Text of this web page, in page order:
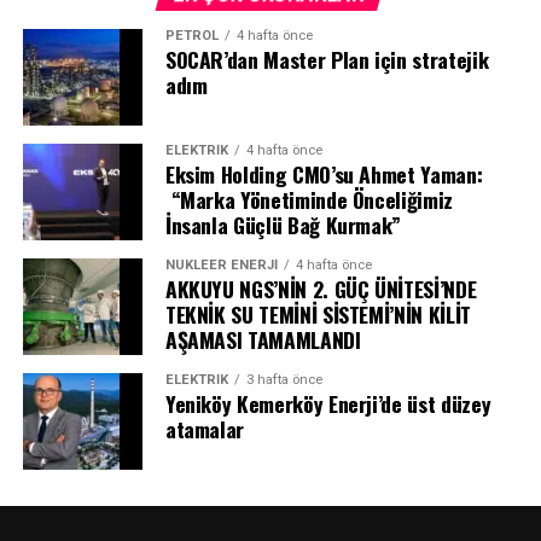
187 numaralı Aksa Doğalgaz Çözüm Merkezi’ne bilgi
verilmelidir. Doğal gaz hattı bulunan sokaklarda izinsiz
kazı çalışması yapmak yasak olduğundan, şüpheli bir
durum gördüğünüzde veya olası bir gaz kaçağı fark
ettiğinizde 7 gün 24 saat hizmet veren 187 Doğal Gaz
Acil Hattı’nı arayarak durumu hemen bildirin.
Periyodik bakım yaptırın
Cihazların periyodik bakımlarının ve bacaların
kontrollerinin yetkili servisler tarafından düzenli olarak
yapılması büyük önem taşımaktadır. Bu kontroller
kombinin de ömrünü uzatarak verimi artırmaktadır.
Menfezleri kapatmayın
Verimli bir yanma ve ortamda olabilecek gazların
PETROL 4 hafta önce
SOCAR’dan Master Plan için stratejik
adım
ELEKTRİK 4 hafta önce
Eksim Holding CMO’su Ahmet Yaman:
“Marka Yönetiminde Önceliğimiz
İnsanla Güçlü Bağ Kurmak”
NÜKLEER ENERJI 4 hafta önce
AKKUYU NGS’NİN 2. GÜÇ ÜNİTESİ’NDE
TEKNİK SU TEMİNİ SİSTEMİ’NİN KİLİT
AŞAMASI TAMAMLANDI
ELEKTRİK 3 hafta önce
Yeniköy Kemerköy Enerji’de üst düzey
atamalar